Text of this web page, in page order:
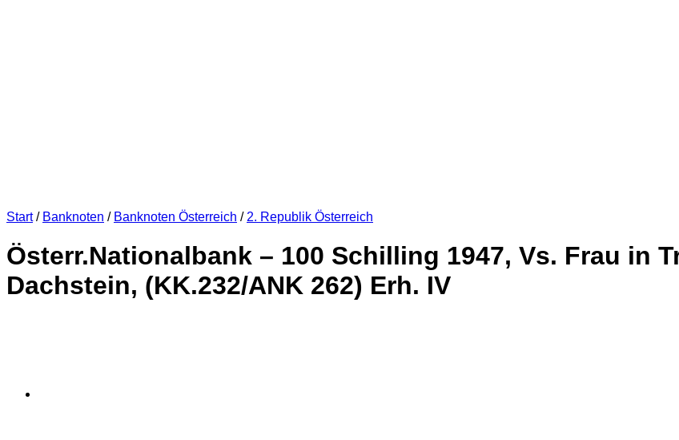
Start / Banknoten / Banknoten Österreich / 2. Republik Österreich
Österr.Nationalbank – 100 Schilling 1947, Vs. Frau in
Dachstein, (KK.232/ANK 262) Erh. IV